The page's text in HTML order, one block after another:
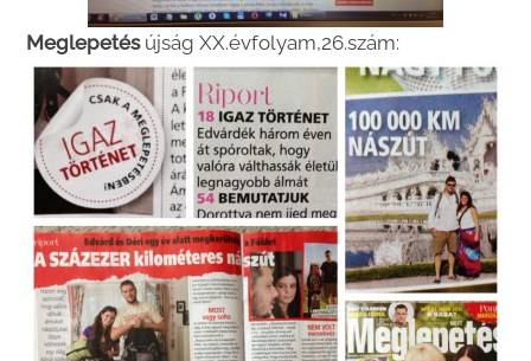
Meglepetésújság XX.évfolyam,26.szám: